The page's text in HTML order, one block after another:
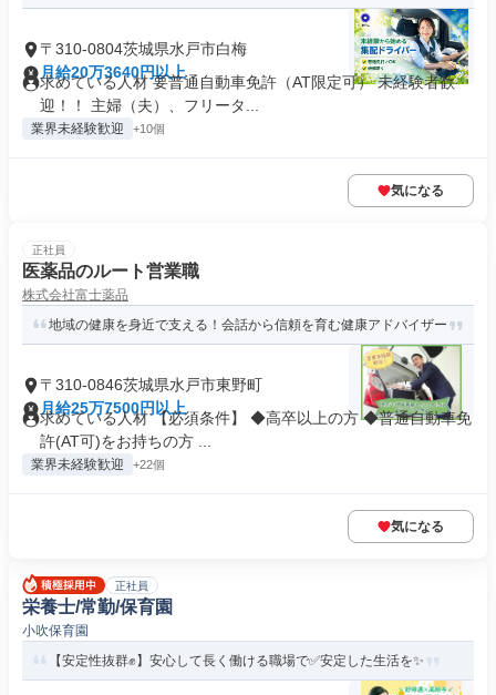
〒310-0804茨城県水戸市白梅
月給20万3640円以上
求めている人材 要普通自動車免許（AT限定可） 未経験者歓
迎！！ 主婦（夫）、フリータ...
業界未経験歓迎 +10個
気になる
正社員
医薬品のルート営業職
株式会社富士薬品
地域の健康を身近で支える！会話から信頼を育む健康アドバイザー
〒310-0846茨城県水戸市東野町
月給25万7500円以上
求めている人材 【必須条件】 ◆高卒以上の方 ◆普通自動車免
許(AT可)をお持ちの方 ...
業界未経験歓迎 +22個
気になる
正社員
栄養士/常勤/保育園
小吹保育園
【安定性抜群✊️】安心して長く働ける職場で✅️安定した生活を✨